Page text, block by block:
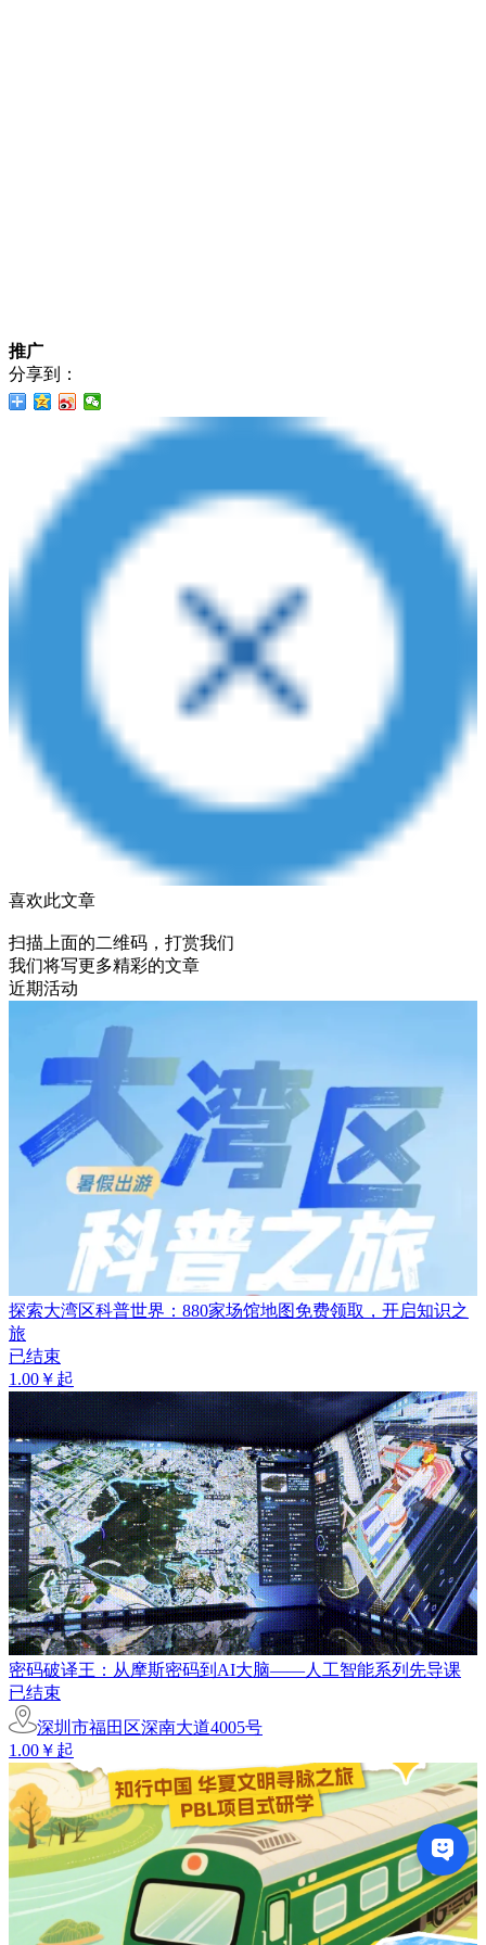
推广
分享到：
喜欢此文章
扫描上面的二维码，打赏我们
我们将写更多精彩的文章
近期活动
探索大湾区科普世界：880家场馆地图免费领取，开启知识之
旅
已结束
1.00￥起
密码破译王：从摩斯密码到AI大脑——人工智能系列先导课
已结束
深圳市福田区深南大道4005号
1.00￥起